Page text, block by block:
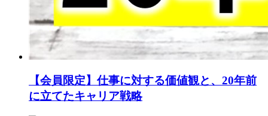
【会員限定】仕事に対する価値観と、20年前
に立てたキャリア戦略